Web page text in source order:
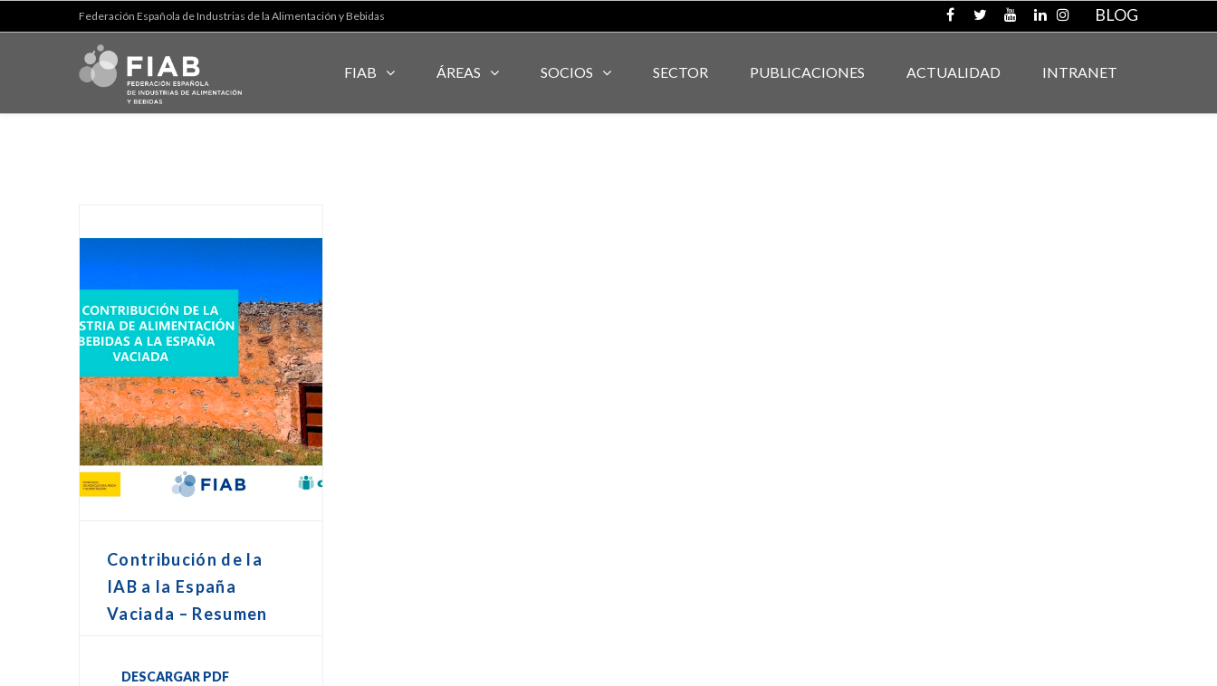
Federación Española de Industrias de la Alimentación y Bebidas BLOG
FIAB ÁREAS SOCIOS SECTOR PUBLICACIONES ACTUALIDAD INTRANET
Contribución de la
IAB a la España
Vaciada – Resumen
DESCARGAR PDF